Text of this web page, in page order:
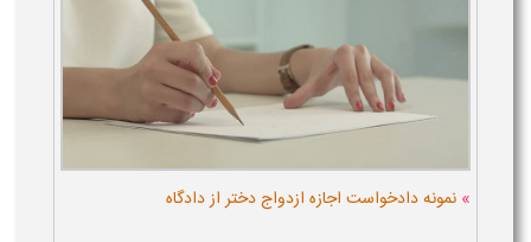
» نمونه دادخواست اجازه ازدواج دختر از دادگاه